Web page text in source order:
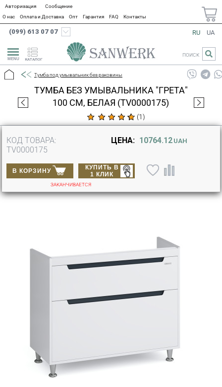
Авторизация
Сообщение
О нас
Оплата и Доставка Опт Гарантия FAQ Контакты
(099) 613 07 07
КАТАЛОГ
RU UA
ПОИСК
Тумба под умывальник без раковины
ТУМБА БЕЗ УМЫВАЛЬНИКА "ГРЕТА"
100 СМ, БЕЛАЯ (TV0000175)
(1)
КОД ТОВАРА:
TV0000175
ЦЕНА: 10764.12 UAH
В КОРЗИНУ
КУПИТЬ В
1 КЛИК
ЗАКАНЧИВАЕТСЯ